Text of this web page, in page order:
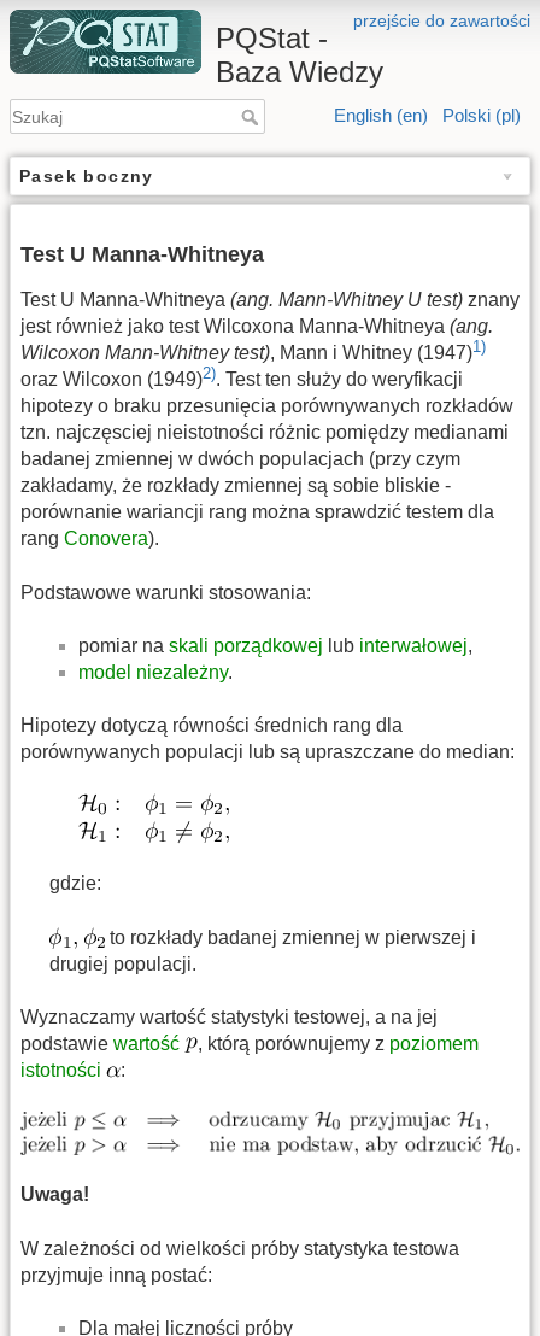
przejście do zawartości
PQStat -
Baza Wiedzy
English (en) Polski (pl)
Pasek boczny
Test U Manna-Whitneya
Test U Manna-Whitneya (ang. Mann-Whitney U test) znany
jest również jako test Wilcoxona Manna-Whitneya (ang.
Wilcoxon Mann-Whitney test), Mann i Whitney (1947)1)
oraz Wilcoxon (1949)2). Test ten służy do weryfikacji
hipotezy o braku przesunięcia porównywanych rozkładów
tzn. najczęsciej nieistotności różnic pomiędzy medianami
badanej zmiennej w dwóch populacjach (przy czym
zakładamy, że rozkłady zmiennej są sobie bliskie -
porównanie wariancji rang można sprawdzić testem dla
rang Conovera).
Podstawowe warunki stosowania:
pomiar na skali porządkowej lub interwałowej,
model niezależny.
Hipotezy dotyczą równości średnich rang dla
porównywanych populacji lub są upraszczane do median:
gdzie:
to rozkłady badanej zmiennej w pierwszej i
drugiej populacji.
Wyznaczamy wartość statystyki testowej, a na jej
podstawie wartość , którą porównujemy z poziomem
istotności
:
Uwaga!
W zależności od wielkości próby statystyka testowa
przyjmuje inną postać:
Dla małej liczności próby